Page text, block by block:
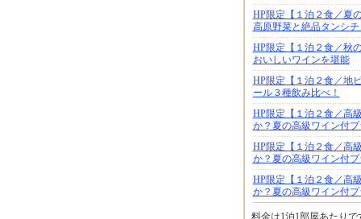
HP限定【１泊２食／夏
高原野菜と絶品タンシチ
HP限定【１泊２食／秋
おいしいワインを堪能
HP限定【１泊２食／地
ール３種飲み比べ！
HP限定【１泊２食／高
か？夏の高級ワイン付プ
HP限定【１泊２食／高
か？夏の高級ワイン付プ
HP限定【１泊２食／高
か？夏の高級ワイン付プ
料金は1泊1部屋あたり